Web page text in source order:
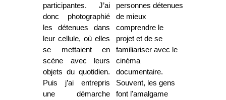
participantes. J’ai
donc photographié
les détenues dans
leur cellule, où elles
se mettaient en
scène avec leurs
objets du quotidien.
Puis j’ai entrepris
une démarche
personnes détenues
de mieux
comprendre le
projet et de se
familiariser avec le
cinéma
documentaire.
Souvent, les gens
font l'amalgame